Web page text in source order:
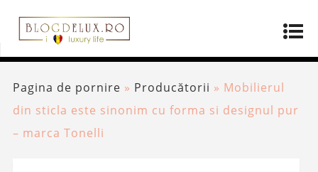
Pagina de pornire » Producătorii » Mobilierul
din sticla este sinonim cu forma si designul pur
– marca Tonelli